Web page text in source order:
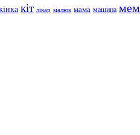
кіт лікар малюк мама машина мем